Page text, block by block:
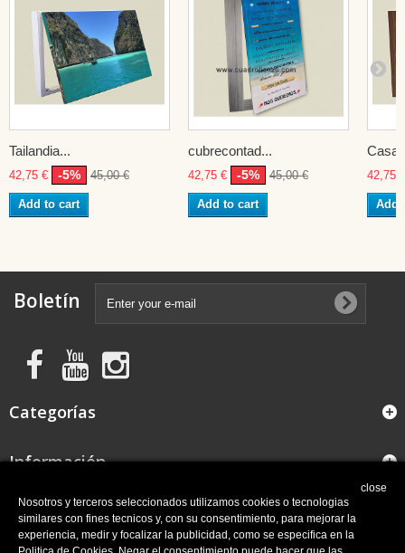
Tailandia...
42,75 € -5% 45,00 €
Add to cart
cubrecontad...
42,75 € -5% 45,00 €
Add to cart
Casa
42,75 €
Add
Boletín
Categorías
Información
Mi cuenta
close
Nosotros y terceros seleccionados utilizamos cookies o tecnologias
similares con fines tecnicos y, con su consentimiento, para mejorar la
experiencia, medir y focalizar la publicidad, como se especifica en la